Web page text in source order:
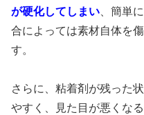
が硬化してしまい 、簡単
合によっては素材自体を
す。
さらに、粘着剤が残った
やすく、見た目が悪くな